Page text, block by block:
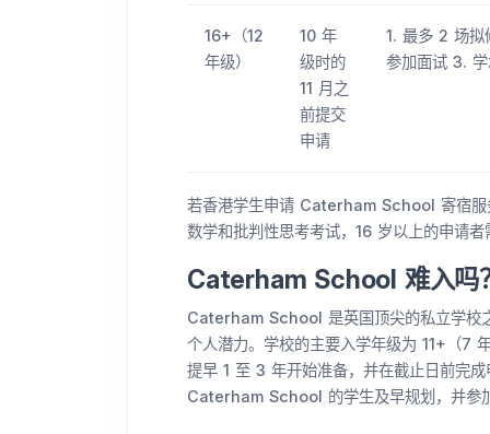
16+（12
年级）
10 年
级时的
11 月之
前提交
申请
1. 最多 2 场拟
参加面试 3.
若香港学生申请 Caterham School 寄宿服
数学和批判性思考考试，16 岁以上的申请
Caterham School 难入吗
Caterham School 是英国顶尖的私立学校
个人潜力。学校的主要入学年级为 11+（7
提早 1 至 3 年开始准备，并在截止日前完
Caterham School 的学生及早规划，并参